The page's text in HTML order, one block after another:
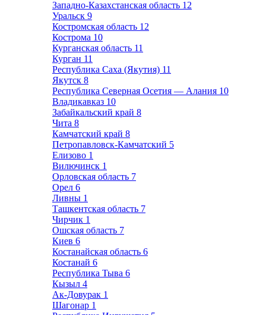
Западно-Казахстанская область 12
Уральск 9
Костромская область 12
Кострома 10
Курганская область 11
Курган 11
Республика Саха (Якутия) 11
Якутск 8
Республика Северная Осетия — Алания 10
Владикавказ 10
Забайкальский край 8
Чита 8
Камчатский край 8
Петропавловск-Камчатский 5
Елизово 1
Вилючинск 1
Орловская область 7
Орел 6
Ливны 1
Ташкентская область 7
Чирчик 1
Ошская область 7
Киев 6
Костанайская область 6
Костанай 6
Республика Тыва 6
Кызыл 4
Ак-Довурак 1
Шагонар 1